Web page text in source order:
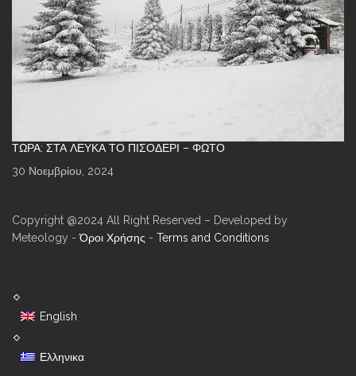
ΤΏΡΑ: ΣΤΑ ΛΕΥΚΆ ΤΟ ΠΙΣΟΔΈΡΙ – ΦΩΤΌ
30 Νοεμβρίου, 2024
Copyright @2024 All Right Reserved – Developed by
Meteology -Όροι Χρήσης - Terms and Conditions
English
Ελληνικα